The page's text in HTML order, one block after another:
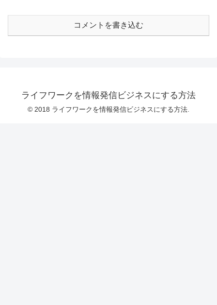
コメントを書き込む
ライフワークを情報発信ビジネスにする方法
© 2018 ライフワークを情報発信ビジネスにする方法.